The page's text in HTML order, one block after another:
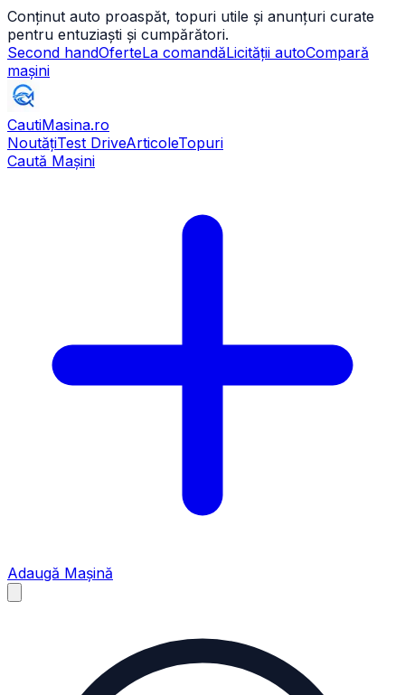
Conținut auto proaspăt, topuri utile și anunțuri curate
pentru entuziaști și cumpărători.
Second handOferteLa comandăLicității autoCompară
mașini
CautiMasina.ro
NoutățiTest DriveArticoleTopuri
Caută Mașini
Adaugă Mașină